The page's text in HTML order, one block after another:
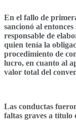
En el fallo de
sancionó al
responsable de
quien tenía la
procedimiento de
lucro, en cuanto al
valor total del
Las conductas
faltas graves a título